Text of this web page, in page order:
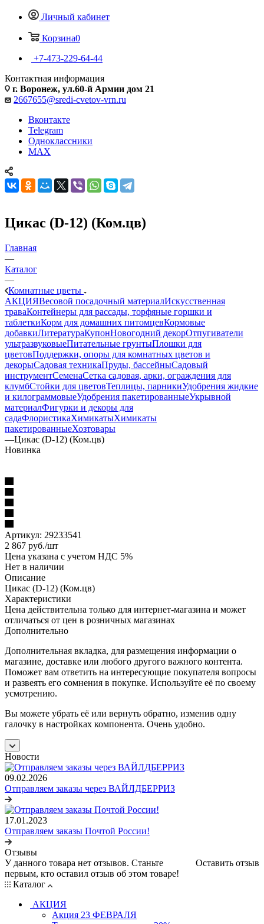
Личный кабинет
Корзина0
+7-473-229-64-44
Контактная информация
г. Воронеж, ул.60-й Армии дом 21
2667655@sredi-cvetov-vrn.ru
Вконтакте
Telegram
Одноклассники
MAX
Цикас (D-12) (Ком.цв)
Главная
—
Каталог
—
Комнатные цветы
АКЦИЯВесовой посадочный материалИскусственная
траваКонтейнеры для рассады, торфяные горшки и
таблеткиКорм для домашних питомцевКормовые
добавкиЛитератураКупонНовогодний декорОтпугиватели
ультразвуковыеПитательные грунтыПлошки для
цветовПоддержки, опоры для комнатных цветов и
декорыСадовая техникаПруды, бассейныСадовый
инструментСеменаСетка садовая, арки, ограждения для
клумбСтойки для цветовТеплицы, парникиУдобрения жидкие
и килограммовыеУдобрения пакетированныеУкрывной
материалФигурки и декоры для
садаФлористикаХимикатыХимикаты
пакетированныеХозтовары
—Цикас (D-12) (Ком.цв)
Новинка
Артикул: 29233541
2 867 руб./шт
Цена указана с учетом НДС 5%
Нет в наличии
Описание
Цикас (D-12) (Ком.цв)
Характеристики
Цена действительна только для интернет-магазина и может
отличаться от цен в розничных магазинах
Дополнительно
Дополнительная вкладка, для размещения информации о
магазине, доставке или любого другого важного контента.
Поможет вам ответить на интересующие покупателя вопросы
и развеять его сомнения в покупке. Используйте её по своему
усмотрению.
Вы можете убрать её или вернуть обратно, изменив одну
галочку в настройках компонента. Очень удобно.
Новости
09.02.2026
Отправляем заказы через ВАЙЛДБЕРРИЗ
17.01.2023
Отправляем заказы Почтой России!
Отзывы
Оставить отзыв
У данного товара нет отзывов. Станьте
первым, кто оставил отзыв об этом товаре!
Каталог
АКЦИЯ
Акция 23 ФЕВРАЛЯ